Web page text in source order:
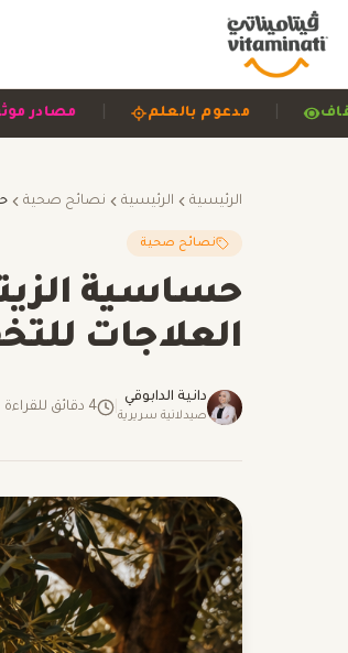
| مدعوم بالعلم | وشفاف
الرئيسية الرئيسية نصائح صحية
نصائح صحية
حساسية
العلاجات
دانية الدابوقي
صيدلانية سريرية
4 دقائق للقراءة